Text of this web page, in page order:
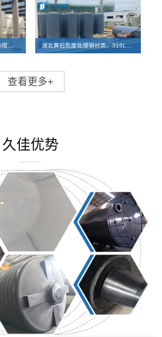
福建泉州物化废水钢衬PE罐/搅拌罐、PE罐项目案例 湖北黄石危废处理钢衬类、316L碳钢储罐及反应釜离子交换柱设备项目
查看更多+
久佳优势